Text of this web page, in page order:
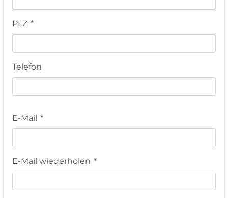
PLZ *
Telefon
E-Mail *
E-Mail wiederholen *